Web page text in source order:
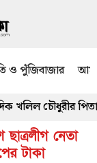
ও পুঁজিবাজার
চৌধুরীর পিতা
ছাত্রলীগ নেতা
টাকা